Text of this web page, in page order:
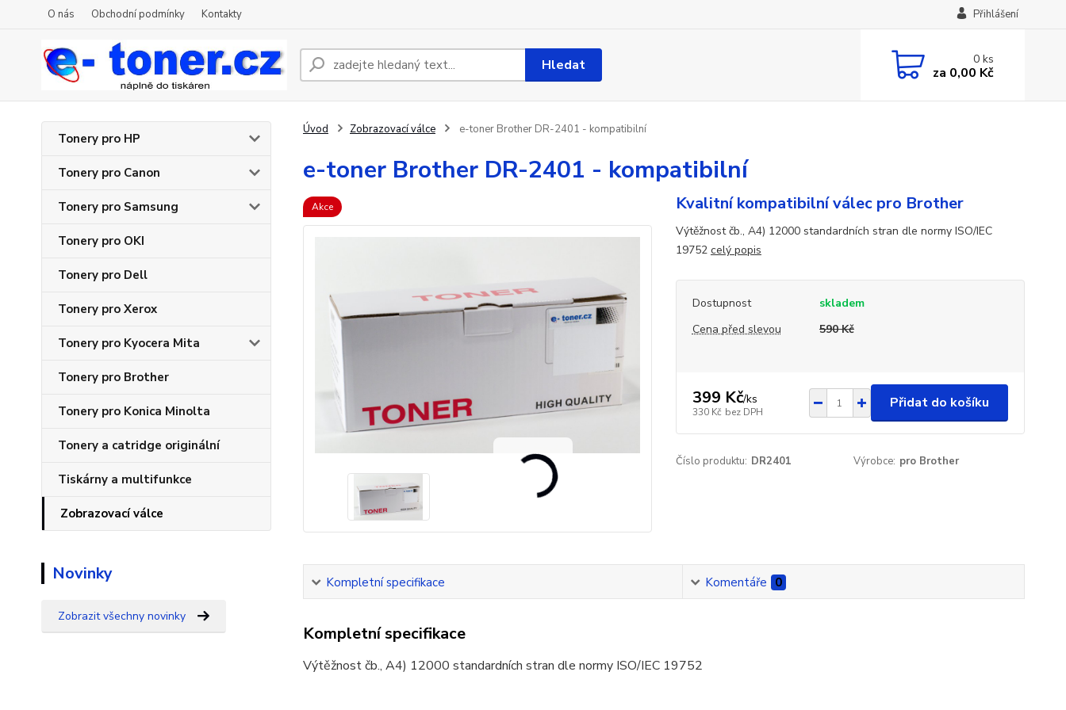
O nás Obchodní podmínky Kontakty Přihlášení
Hledat 0ks
za 0,00 Kč
Tonery pro HP
Tonery pro Canon
Tonery pro Samsung
Tonery pro OKI
Tonery pro Dell
Tonery pro Xerox
Tonery pro Kyocera Mita
Tonery pro Brother
Tonery pro Konica Minolta
Tonery a catridge originální
Tiskárny a multifunkce
Zobrazovací válce
Novinky
Zobrazit všechny novinky
Úvod Zobrazovací válce e-toner Brother DR-2401 - kompatibilní
e-toner Brother DR-2401 - kompatibilní
Akce Kvalitní kompatibilní válec pro Brother
Výtěžnost čb., A4) 12000 standardních stran dle normy ISO/IEC
19752 celý popis
Dostupnost
skladem
Cena před slevou
590 Kč
399 Kč/ks
330 Kč bez DPH
Přidat do košíku
Číslo produktu: DR2401 Výrobce: pro Brother
Kompletní specifikace Komentáře 0
Kompletní specifikace
Výtěžnost čb., A4) 12000 standardních stran dle normy ISO/IEC 19752